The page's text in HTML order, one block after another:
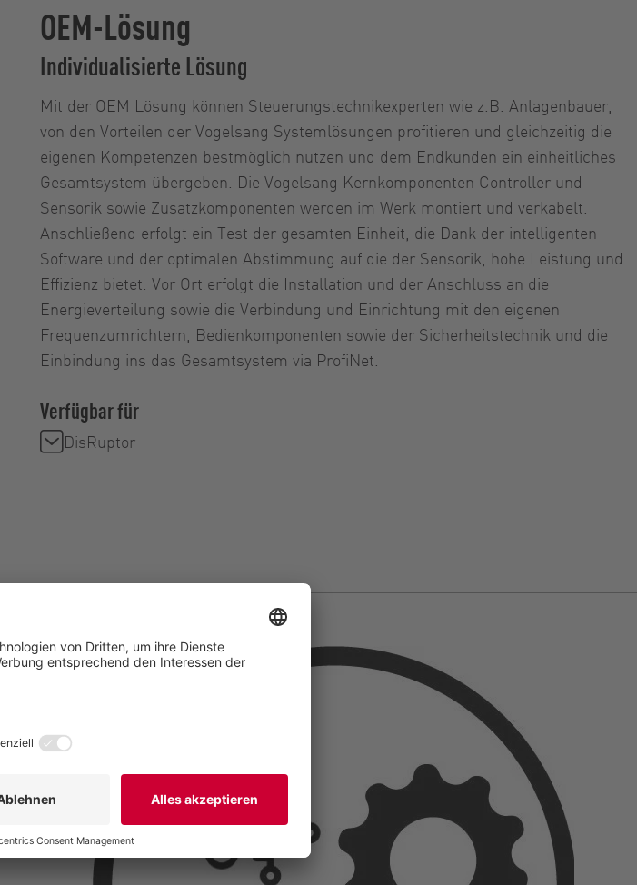
OEM-Lösung
Individualisierte Lösung
Mit der OEM Lösung können Steuerungstechnikexperten wie z.B. Anlagenbauer,
von den Vorteilen der Vogelsang Systemlösungen profitieren und gleichzeitig die
eigenen Kompetenzen bestmöglich nutzen und dem Endkunden ein einheitliches
Gesamtsystem übergeben. Die Vogelsang Kernkomponenten Controller und
Sensorik sowie Zusatzkomponenten werden im Werk montiert und verkabelt.
Anschließend erfolgt ein Test der gesamten Einheit, die Dank der intelligenten
Software und der optimalen Abstimmung auf die der Sensorik, hohe Leistung und
Effizienz bietet. Vor Ort erfolgt die Installation und der Anschluss an die
Energieverteilung sowie die Verbindung und Einrichtung mit den eigenen
Frequenzumrichtern, Bedienkomponenten sowie der Sicherheitstechnik und die
Einbindung ins das Gesamtsystem via ProfiNet.
Verfügbar für
DisRuptor